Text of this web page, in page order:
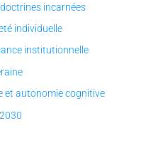
incarnées
individuelle
institutionnelle
et autonomie cognitive